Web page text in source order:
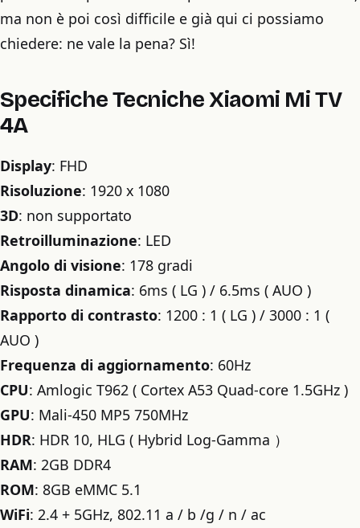
ma non è poi così difficile e già qui ci possiamo
chiedere: ne vale la pena? Sì!
Specifiche Tecniche Xiaomi Mi TV
4A
Display: FHD
Risoluzione: 1920 x 1080
3D: non supportato
Retroilluminazione: LED
Angolo di visione: 178 gradi
Risposta dinamica: 6ms ( LG ) / 6.5ms ( AUO )
Rapporto di contrasto: 1200 : 1 ( LG ) / 3000 : 1 (
AUO )
Frequenza di aggiornamento: 60Hz
CPU: Amlogic T962 ( Cortex A53 Quad-core 1.5GHz )
GPU: Mali-450 MP5 750MHz
HDR: HDR 10, HLG ( Hybrid Log-Gamma ）
RAM: 2GB DDR4
ROM: 8GB eMMC 5.1
WiFi: 2.4 + 5GHz, 802.11 a / b /g / n / ac